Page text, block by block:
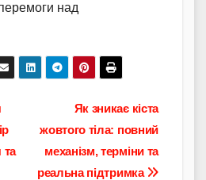
над
Як зникає кіста
жовтого тіла: повний
механізм, терміни та
реальна підтримка
та